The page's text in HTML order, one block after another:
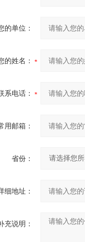
的单位：
的姓名：
系电话：
用邮箱：
省份：
细地址：
充说明：